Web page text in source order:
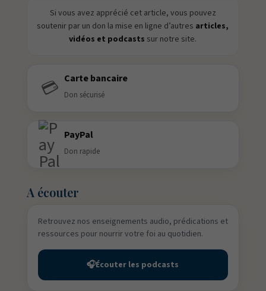
Si vous avez apprécié cet article, vous pouvez
soutenir par un don la mise en ligne d’autres articles,
vidéos et podcasts sur notre site.
💳 Carte bancaire
Don sécurisé
PayPal
Don rapide
A écouter
Retrouvez nos enseignements audio, prédications et
ressources pour nourrir votre foi au quotidien.
🎧Écouter les podcasts